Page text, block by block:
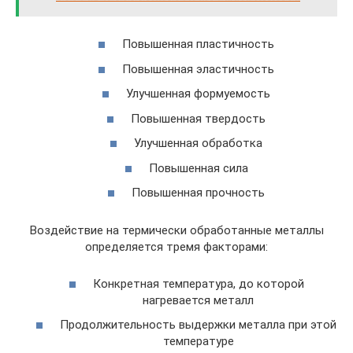
Повышенная пластичность
Повышенная эластичность
Улучшенная формуемость
Повышенная твердость
Улучшенная обработка
Повышенная сила
Повышенная прочность
Воздействие на термически обработанные металлы
определяется тремя факторами:
Конкретная температура, до которой
нагревается металл
Продолжительность выдержки металла при этой
температуре